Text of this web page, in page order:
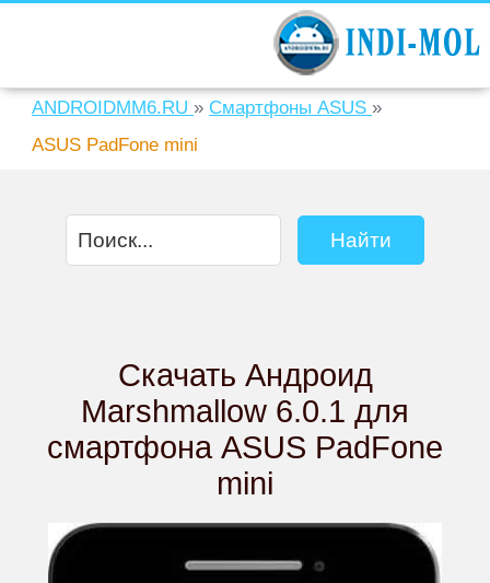
ANDROIDMM6.RU » Смартфоны ASUS »
ASUS PadFone mini
Скачать Андроид
Marshmallow 6.0.1 для
смартфона ASUS PadFone
mini